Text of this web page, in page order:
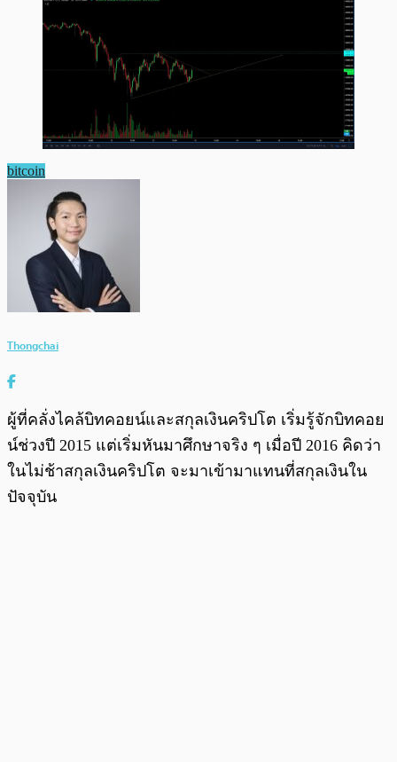
bitcoin
Thongchai
ผู้ที่คลั่งไคล้บิทคอยน์และสกุลเงินคริปโต เริ่มรู้จักบิทคอย
น์ช่วงปี 2015 แต่เริ่มหันมาศึกษาจริง ๆ เมื่อปี 2016 คิดว่า
ในไม่ช้าสกุลเงินคริปโต จะมาเข้ามาแทนที่สกุลเงินใน
ปัจจุบัน